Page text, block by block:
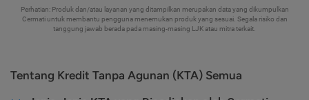
Perhatian: Produk dan/atau layanan yang ditampilkan merupakan data yang dikumpulkan
Cermati untuk membantu pengguna menemukan produk yang sesuai. Segala risiko dan
tanggung jawab berada pada masing-masing LJK atau mitra terkait.
Tentang Kredit Tanpa Agunan (KTA) Semua